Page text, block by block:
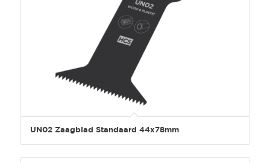
UN02 Zaagblad Standaard 44x78mm